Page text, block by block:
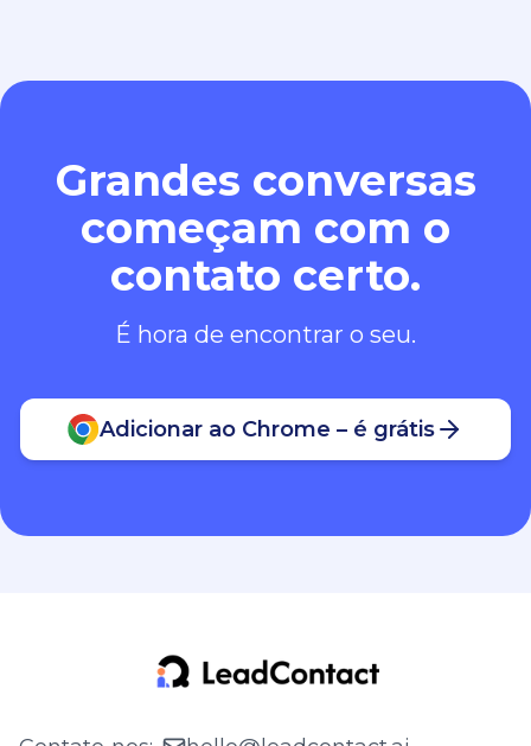
Grandes conversas
começam com o
contato certo.
É hora de encontrar o seu.
Adicionar ao Chrome – é grátis